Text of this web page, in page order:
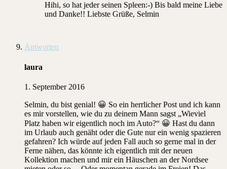
Hihi, so hat jeder seinen Spleen:-) Bis bald meine Liebe
und Danke!! Liebste Grüße, Selmin
Antworten
laura
1. September 2016
Selmin, du bist genial! 😀 So ein herrlicher Post und ich kann
es mir vorstellen, wie du zu deinem Mann sagst „Wieviel
Platz haben wir eigentlich noch im Auto?“ 😀 Hast du dann
im Urlaub auch genäht oder die Gute nur ein wenig spazieren
gefahren? Ich würde auf jeden Fall auch so gerne mal in der
Ferne nähen, das könnte ich eigentlich mit der neuen
Kollektion machen und mir ein Häuschen an der Nordsee